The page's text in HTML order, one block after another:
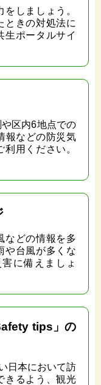
しましょう。
ときの対処法に
生ポータルサイ
区内6地点での
報などの防災気
用ください。
などの情報を多
や台風が多くな
に備えましょ
tips」の
日本において訪
きるよう、観光